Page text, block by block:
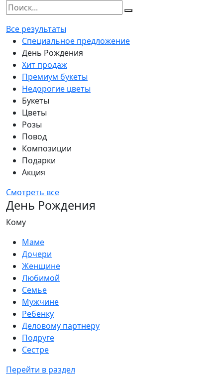
Все результаты
Специальное предложение
День Рождения
Хит продаж
Премиум букеты
Недорогие цветы
Букеты
Цветы
Розы
Повод
Композиции
Подарки
Акция
Смотреть все
День Рождения
Кому
Маме
Дочери
Женщине
Любимой
Семье
Мужчине
Ребенку
Деловому партнеру
Подруге
Сестре
Перейти в раздел